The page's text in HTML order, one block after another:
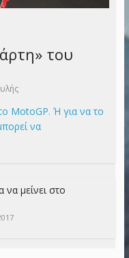
του
MotoGP. Ή για να το
να
να μείνει στο